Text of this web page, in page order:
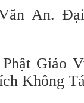
An.
Giáo
Không